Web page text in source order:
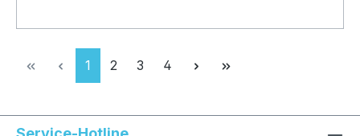
Display: 13", 2880x1920, Multi-Touch, Matt,
120Hz-Display, 600 cd/m² • Anschlüsse: 2x
Thunderbolt 4.0 • Webcam: 1440p Quad-HD-
Kamera vorne, 10 Megapixel (hinten) • Extras:
SIM)
In den Warenkorb
Seite
1 Seite
2 Seite
3 Seite
4